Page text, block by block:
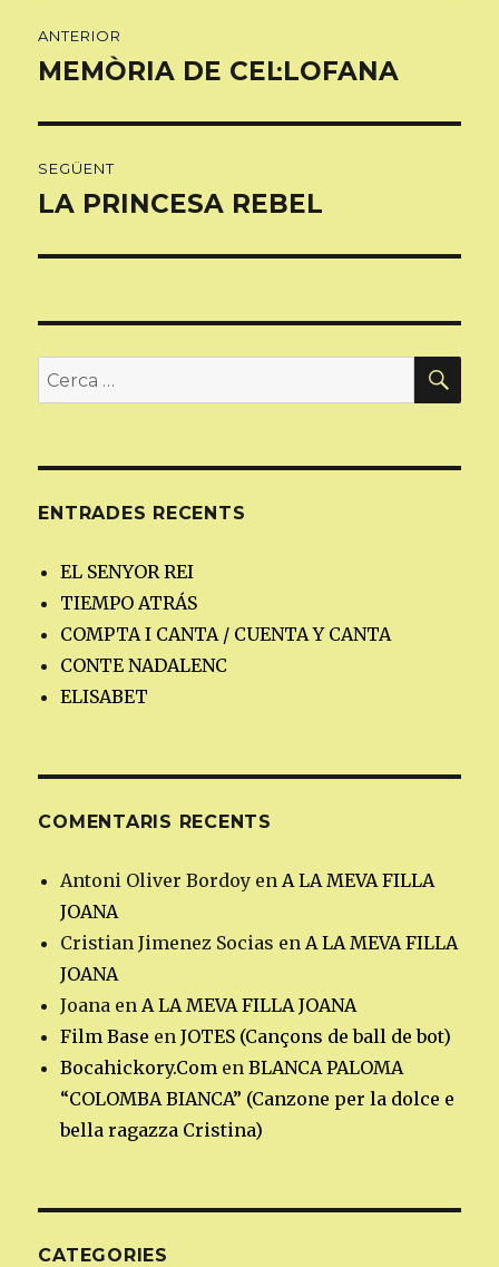
d'entrades
ANTERIOR
Entrada
MEMÒRIA DE CEL·LOFANA
SEGÜENT
Entrada
LA PRINCESA REBEL
Cerca:
ENTRADES RECENTS
EL SENYOR REI
TIEMPO ATRÁS
COMPTA I CANTA / CUENTA Y CANTA
CONTE NADALENC
ELISABET
COMENTARIS RECENTS
Antoni Oliver Bordoy en A LA MEVA FILLA
JOANA
Cristian Jimenez Socias en A LA MEVA FILLA
JOANA
Joana en A LA MEVA FILLA JOANA
Film Base enJOTES (Cançons de ball de bot)
Bocahickory.Com enBLANCA PALOMA
“COLOMBA BIANCA” (Canzone per la dolce e
bella ragazza Cristina)
CATEGORIES